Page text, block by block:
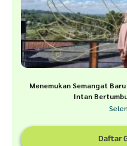
Menemukan Semangat
Intan
Daftar